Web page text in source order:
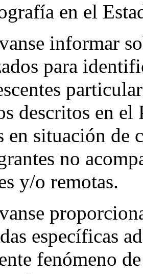
en el
informar
para
descritos en
en situación de
no
y/o remotas.
específicas
fenómeno